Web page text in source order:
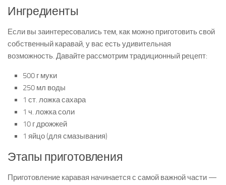
Ингредиенты
Если вы заинтересовались тем, как можно приготовить свой
собственный каравай, у вас есть удивительная
возможность. Давайте рассмотрим традиционный рецепт:
500 г муки
250 мл воды
1 ст. ложка сахара
1 ч. ложка соли
10 г дрожжей
1 яйцо (для смазывания)
Этапы приготовления
Приготовление каравая начинается с самой важной части —